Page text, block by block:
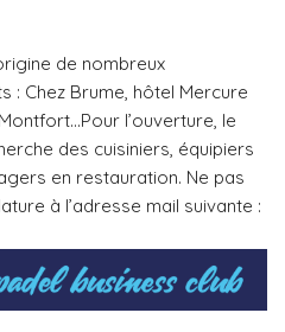
de nombreux
: Chez Brume, hôtel Mercure
l’ouverture, le
des cuisiniers, équipiers
en restauration. Ne pas
à l’adresse mail suivante :